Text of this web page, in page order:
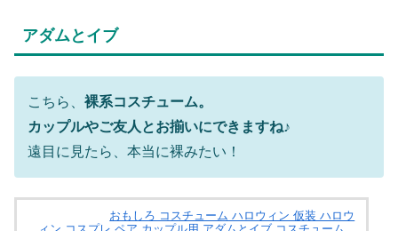
アダムとイブ
こちら、 裸系コスチューム。
カップルやご友人とお揃いにできますね♪
遠目に見たら、本当に裸みたい！
おもしろ コスチューム ハロウィン 仮装 ハロウ